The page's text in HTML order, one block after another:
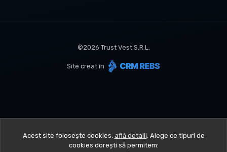
©2026 Trust Vest S.R.L.
Site creat în
Acest site folosește cookies, află detalii. Alege ce tipuri de
cookies dorești să permitem: